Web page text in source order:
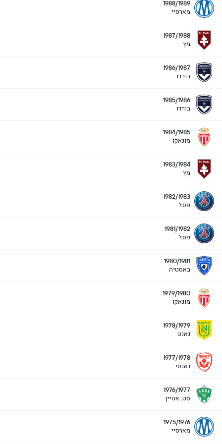
1988/1989
מארסיי
1987/1988
מץ
1986/1987
בורדו
1985/1986
בורדו
1984/1985
מונאקו
1983/1984
מץ
1982/1983
פסז'
1981/1982
פסז'
1980/1981
באסטיה
1979/1980
מונאקו
1978/1979
נאנט
1977/1978
נאנסי
1976/1977
סט. אטיין
1975/1976
מארסיי